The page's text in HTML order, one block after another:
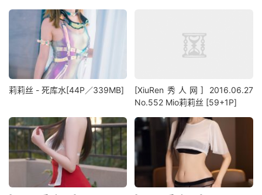
莉莉丝 - 死库水[44P／339MB]
[XiuRen秀人网] 2016.06.27
No.552 Mio莉莉丝 [59+1P]